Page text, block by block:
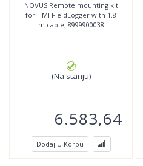
NOVUS Remote mounting kit
for HMI FieldLogger with 1.8
m cable; 8999900038
-
(Na stanju)
6.583,64
Dodaj U Korpu